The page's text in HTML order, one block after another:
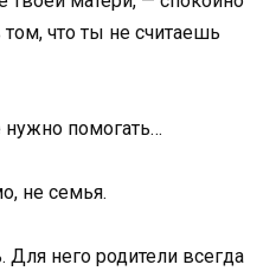
что ты не считаешь
помогать…
не семья.
Для него родители всегда